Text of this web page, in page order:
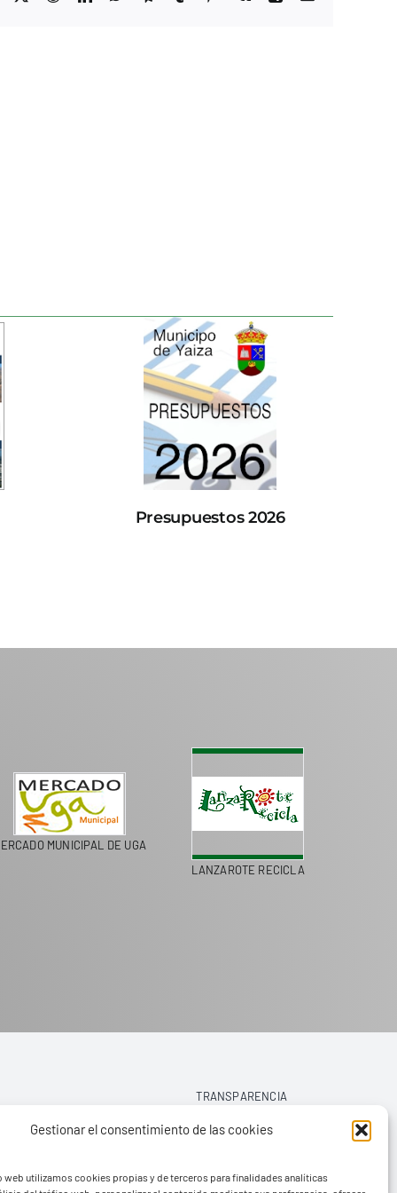
Gestionar el consentimiento de las cookies
web utilizamos cookies propias y de terceros para finalidades analíticas
Presupuestos 2026
MERCADO MUNICIPAL DE UGA
LANZAROTE RECICLA
TRANSPARENCIA
AVISO LEGAL
POLÍTICA DE PRIVACIDAD